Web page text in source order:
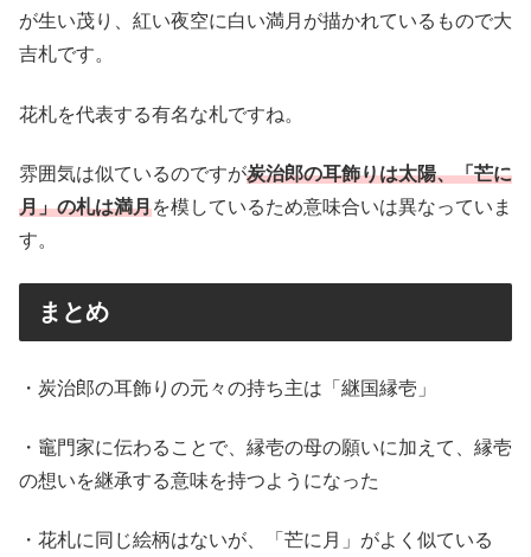
が生い茂り、紅い夜空に白い満月が描かれているもので大
吉札です。
花札を代表する有名な札ですね。
雰囲気は似ているのですが炭治郎の耳飾りは太陽、「芒に
月」の札は満月を模しているため意味合いは異なっていま
す。
まとめ
・炭治郎の耳飾りの元々の持ち主は「継国縁壱」
・竈門家に伝わることで、縁壱の母の願いに加えて、縁壱
の想いを継承する意味を持つようになった
・花札に同じ絵柄はないが、「芒に月」がよく似ている